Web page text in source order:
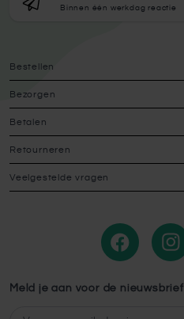
Binnen één werkdag reactie
Bestellen
Bezorgen
Betalen
Retourneren
Veelgestelde vragen
Meld je aan voor de nieuwsbrief
E-mailadres